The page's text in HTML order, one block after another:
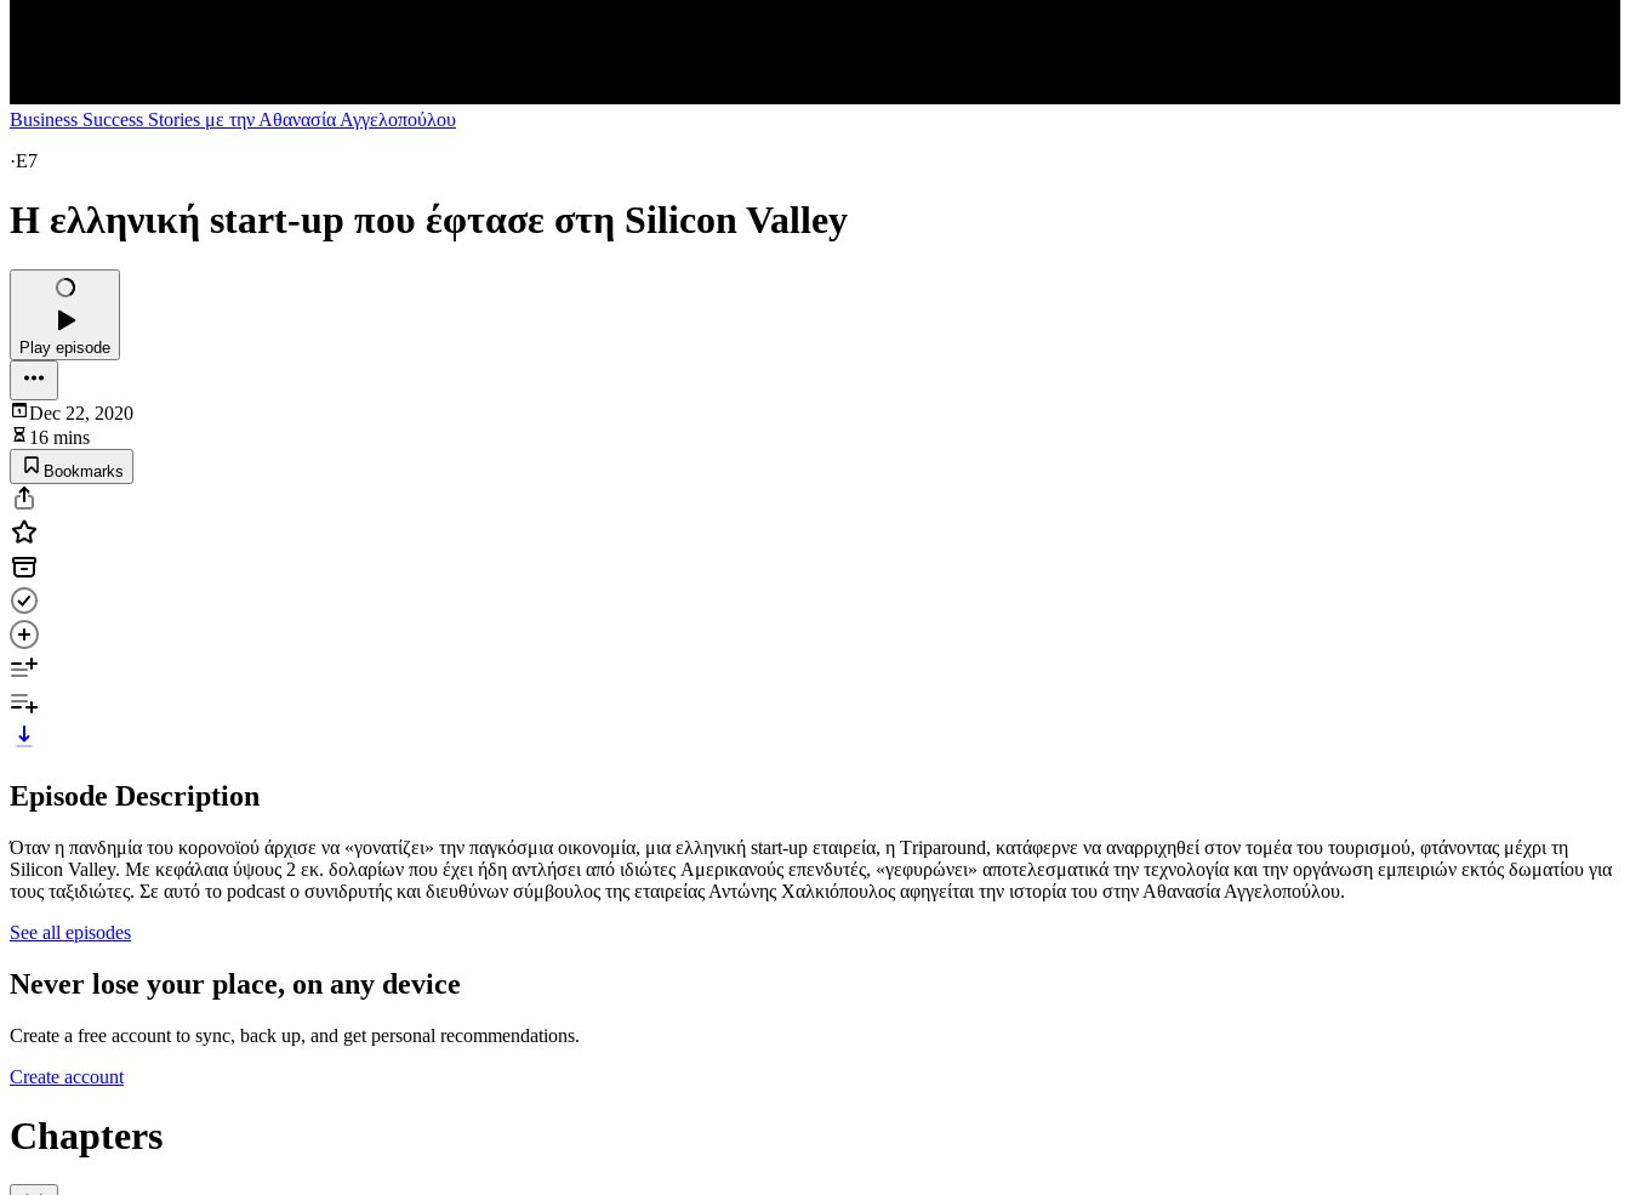
Business Success Stories με την Αθανασία Αγγελοπούλου
·E7
Η ελληνική start-up που έφτασε στη Silicon Valley
Play episode
Dec 22, 2020
16 mins
Bookmarks
Episode Description
Όταν η πανδημία του κορoνοϊού άρχισε να «γονατίζει» την παγκόσμια οικονομία, μια ελληνική start-up εταιρεία, η Τriparound, κατάφερνε να αναρριχηθεί στον τομέα του τουρισμού, φτάνοντας μέχρι τη
Silicon Valley. Mε κεφάλαια ύψους 2 εκ. δολαρίων που έχει ήδη αντλήσει από ιδιώτες Aμερικανούς επενδυτές, «γεφυρώνει» αποτελεσματικά την τεχνολογία και την οργάνωση εμπειριών εκτός δωματίου για
τους ταξιδιώτες. Σε αυτό το podcast ο συνιδρυτής και διευθύνων σύμβουλος της εταιρείας Αντώνης Χαλκιόπουλος αφηγείται την ιστορία του στην Αθανασία Αγγελοπούλου.
See all episodes
Never lose your place, on any device
Create a free account to sync, back up, and get personal recommendations.
Create account
Chapters